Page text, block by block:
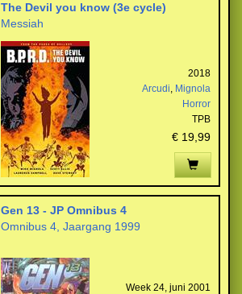
The Devil you know (3e cycle)
Messiah
2018
Arcudi, Mignola
Horror
TPB
€ 19,99
Gen 13 - JP Omnibus 4
Omnibus 4, Jaargang 1999
Week 24, juni 2001